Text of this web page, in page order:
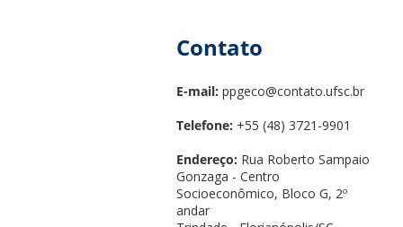
Contato
E-mail: ppgeco@contato.ufsc.br
Telefone: +55 (48) 3721-9901
Endereço: Rua Roberto Sampaio
Gonzaga - Centro
Socioeconômico, Bloco G, 2º
andar